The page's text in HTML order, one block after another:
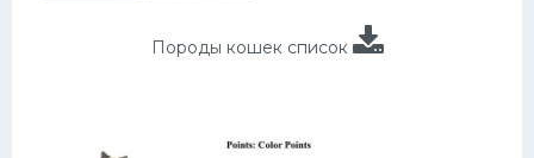
Породы кошек список